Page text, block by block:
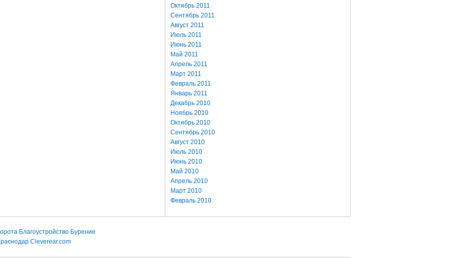
Октябрь 2011
Сентябрь 2011
Август 2011
Июль 2011
Июнь 2011
Май 2011
Апрель 2011
Март 2011
Февраль 2011
Январь 2011
Декабрь 2010
Ноябрь 2010
Октябрь 2010
Сентябрь 2010
Август 2010
Июль 2010
Июнь 2010
Май 2010
Апрель 2010
Март 2010
Февраль 2010
Благоустройство Бурение
Cleverear.com